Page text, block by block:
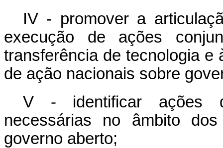
IV - promover a
execução de ações
transferência de tecnologia e
de ação nacionais sobre
V - identificar ações
necessárias no âmbito
governo aberto;